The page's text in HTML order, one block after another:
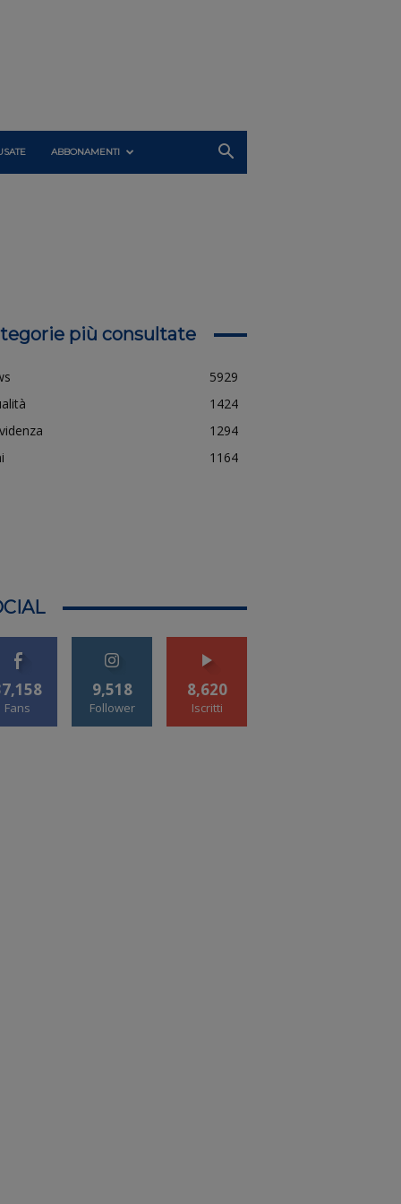
ABBONAMENTI
più consultate
5929
1424
1294
1164
Fans
9,518
Follower
8,620
Iscritti